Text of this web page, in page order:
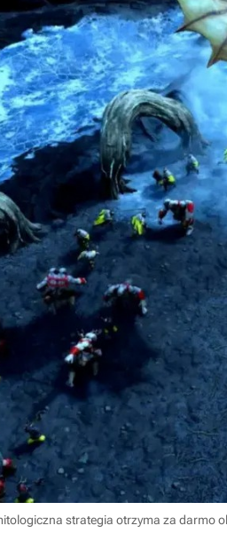
strategia otrzyma za darmo